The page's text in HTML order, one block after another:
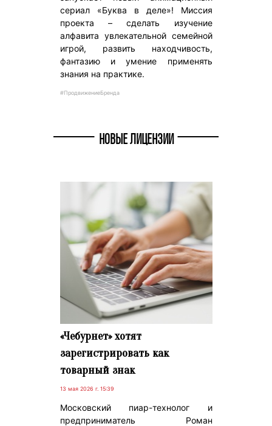
сериал «Буква в деле»! Миссия
проекта – сделать изучение
алфавита увлекательной семейной
игрой, развить находчивость,
фантазию и умение применять
знания на практике.
#ПродвижениеБренда
НОВЫЕ ЛИЦЕНЗИИ
«Чебурнет» хотят
зарегистрировать как
товарный знак
13 мая 2026 г. 15:39
Московский пиар-технолог и
предприниматель Роман